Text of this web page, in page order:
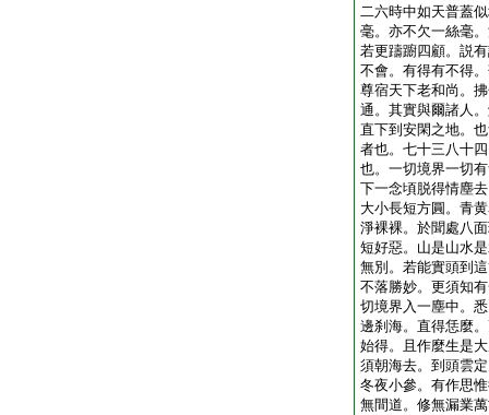
二六時中如天普蓋
毫。亦不欠一絲毫
若更躊躕四顧。説
不會。有得有不得
尊宿天下老和尚。
通。其實與爾諸人
直下到安閑之地。
者也。七十三八十
也。一切境界一切
下一念頃脱得情塵
大小長短方圓。青
淨裸裸。於聞處八
短好惡。山是山水
無別。若能實頭到
不落勝妙。更須知
切境界入一塵中。
邊刹海。直得恁麼
始得。且作麼生是
須朝海去。到頭雲
冬夜小參。有作思
無間道。修無漏業